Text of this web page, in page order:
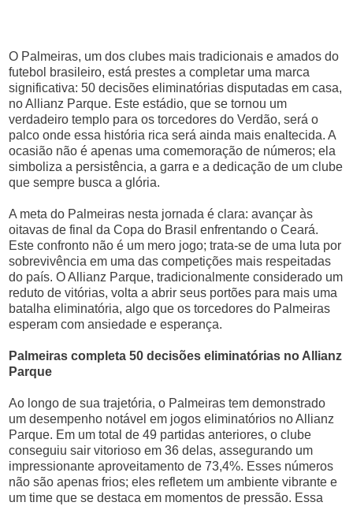
O Palmeiras, um dos clubes mais tradicionais e amados do
futebol brasileiro, está prestes a completar uma marca
significativa: 50 decisões eliminatórias disputadas em casa,
no Allianz Parque. Este estádio, que se tornou um
verdadeiro templo para os torcedores do Verdão, será o
palco onde essa história rica será ainda mais enaltecida. A
ocasião não é apenas uma comemoração de números; ela
simboliza a persistência, a garra e a dedicação de um clube
que sempre busca a glória.
A meta do Palmeiras nesta jornada é clara: avançar às
oitavas de final da Copa do Brasil enfrentando o Ceará.
Este confronto não é um mero jogo; trata-se de uma luta por
sobrevivência em uma das competições mais respeitadas
do país. O Allianz Parque, tradicionalmente considerado um
reduto de vitórias, volta a abrir seus portões para mais uma
batalha eliminatória, algo que os torcedores do Palmeiras
esperam com ansiedade e esperança.
Palmeiras completa 50 decisões eliminatórias no Allianz
Parque
Ao longo de sua trajetória, o Palmeiras tem demonstrado
um desempenho notável em jogos eliminatórios no Allianz
Parque. Em um total de 49 partidas anteriores, o clube
conseguiu sair vitorioso em 36 delas, assegurando um
impressionante aproveitamento de 73,4%. Esses números
não são apenas frios; eles refletem um ambiente vibrante e
um time que se destaca em momentos de pressão. Essa